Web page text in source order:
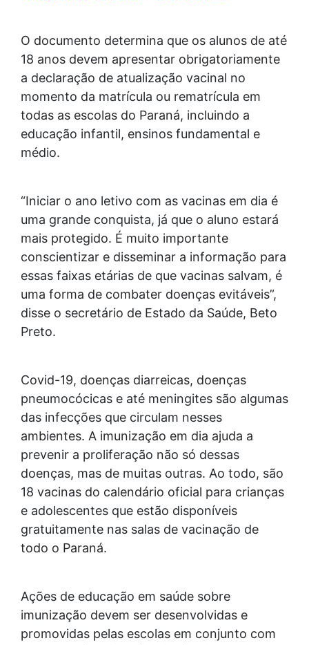
O documento determina que os alunos de até
18 anos devem apresentar obrigatoriamente
a declaração de atualização vacinal no
momento da matrícula ou rematrícula em
todas as escolas do Paraná, incluindo a
educação infantil, ensinos fundamental e
médio.
“Iniciar o ano letivo com as vacinas em dia é
uma grande conquista, já que o aluno estará
mais protegido. É muito importante
conscientizar e disseminar a informação para
essas faixas etárias de que vacinas salvam, é
uma forma de combater doenças evitáveis”,
disse o secretário de Estado da Saúde, Beto
Preto.
Covid-19, doenças diarreicas, doenças
pneumocócicas e até meningites são algumas
das infecções que circulam nesses
ambientes. A imunização em dia ajuda a
prevenir a proliferação não só dessas
doenças, mas de muitas outras. Ao todo, são
18 vacinas do calendário oficial para crianças
e adolescentes que estão disponíveis
gratuitamente nas salas de vacinação de
todo o Paraná.
Ações de educação em saúde sobre
imunização devem ser desenvolvidas e
promovidas pelas escolas em conjunto com